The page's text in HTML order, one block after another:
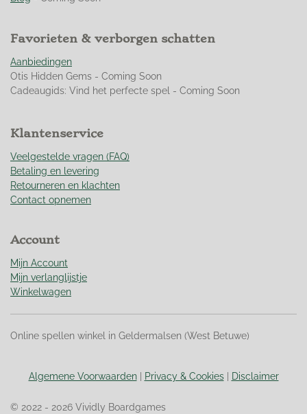
7
0
4
2
3
2
1
s
t
r
e
n
Favorieten & verborgen schatten
Aanbiedingen
Otis Hidden Gems - Coming Soon
Cadeaugids: Vind het perfecte spel - Coming Soon
Klantenservice
Veelgestelde vragen (FAQ)
Betaling en levering
Retourneren en klachten
Contact opnemen
Account
Mijn Account
Mijn verlanglijstje
Winkelwagen
Online spellen winkel in Geldermalsen (West Betuwe)
Algemene Voorwaarden| Privacy & Cookies| Disclaimer
© 2022 - 2026 Vividly Boardgames